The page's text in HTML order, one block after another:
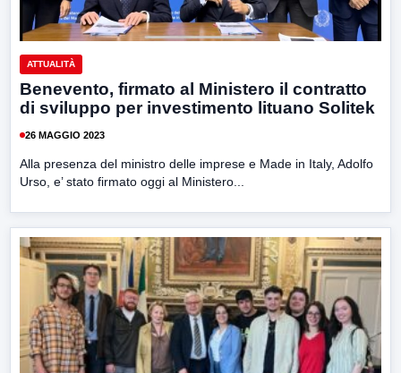
ATTUALITÀ
Benevento, firmato al Ministero il contratto
di sviluppo per investimento lituano Solitek
26 MAGGIO 2023
Alla presenza del ministro delle imprese e Made in Italy, Adolfo
Urso, e’ stato firmato oggi al Ministero...